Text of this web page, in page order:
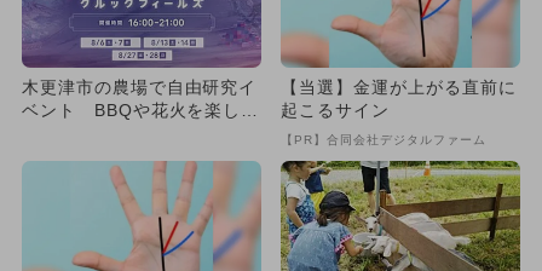
木更津市の農場で自由研究イ
ベント BBQや花火を楽しめ
【当選】金運が上がる直前に
起こるサイン
【PR】合同会社デジタルファーム